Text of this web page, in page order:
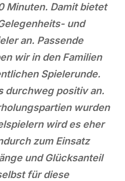
Minuten. Damit bietet
und
an. Passende
wir in den Familien
Spielerunde.
durchweg positiv an.
wurden
wird es eher
zum Einsatz
und Glücksanteil
für diese